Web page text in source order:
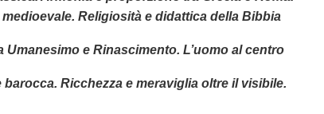
medioevale. Religiosità e didattica della Bibbia
Umanesimo e Rinascimento. L’uomo al centro
barocca. Ricchezza e meraviglia oltre il visibile.